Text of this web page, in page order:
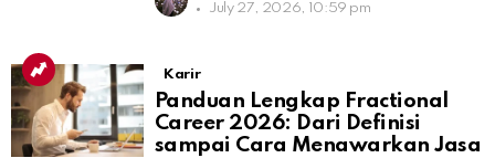
July 27, 2026, 10:59 pm
Karir
Panduan Lengkap Fractional
Career 2026: Dari Definisi
sampai Cara Menawarkan Jasa